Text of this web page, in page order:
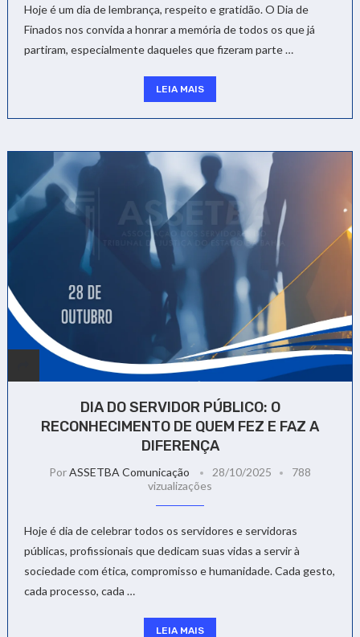
Hoje é um dia de lembrança, respeito e gratidão. O Dia de
Finados nos convida a honrar a memória de todos os que já
partiram, especialmente daqueles que fizeram parte …
LEIA MAIS
DIA DO SERVIDOR PÚBLICO: O
RECONHECIMENTO DE QUEM FEZ E FAZ A
DIFERENÇA
PorASSETBA Comunicação 28/10/2025
788
vizualizações
Hoje é dia de celebrar todos os servidores e servidoras
públicas, profissionais que dedicam suas vidas a servir à
sociedade com ética, compromisso e humanidade. Cada gesto,
cada processo, cada …
LEIA MAIS